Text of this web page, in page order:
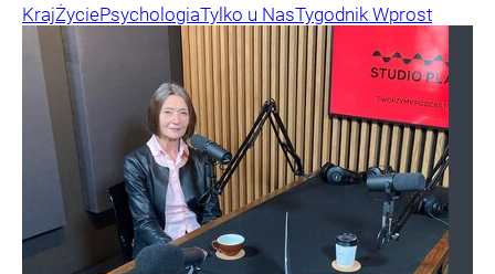
KrajŻyciePsychologiaTylko u NasTygodnik Wprost